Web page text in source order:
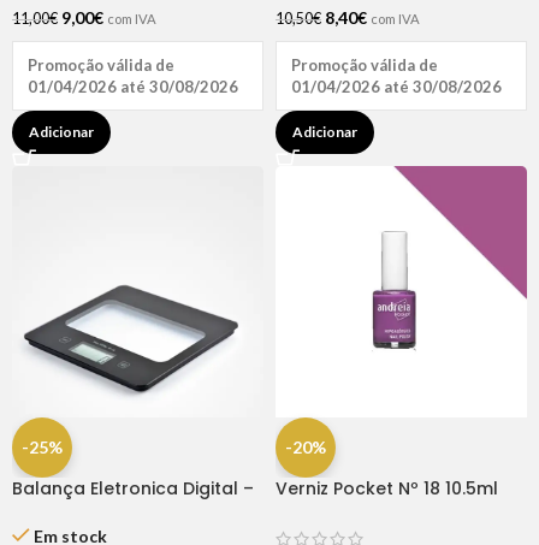
11,00€ 9,00€ com IVA
Promoção válida de
01/04/2026 até 30/08/2026
Adicionar
10,50€ 8,40€ com IVA
Promoção válida de
01/04/2026 até 30/08/2026
Adicionar
-25%
Balança Eletronica Digital –
Em stock
-20%
Verniz Pocket Nº 18 10.5ml